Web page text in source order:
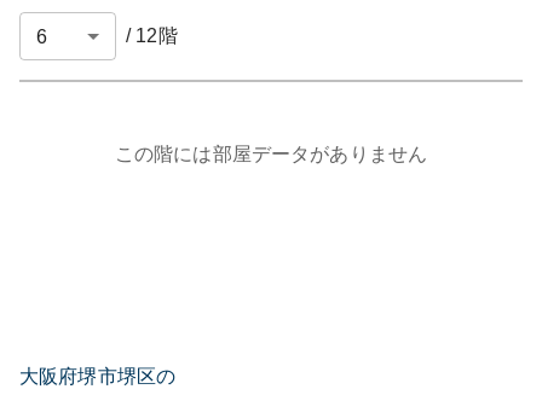
/ 12 階
この階には部屋データがありません
大阪府堺市堺区の